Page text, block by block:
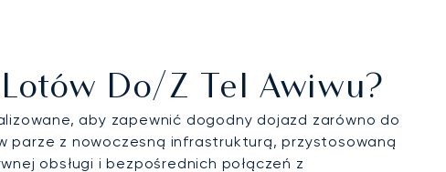
Do/z Tel Awiwu?
aby zapewnić dogodny dojazd zarówno do
parze z nowoczesną infrastrukturą, przystosowaną
obsługi i bezpośrednich połączeń z